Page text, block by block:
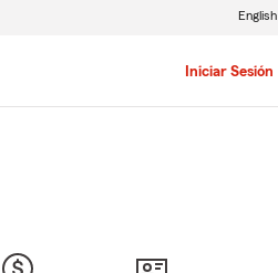
Iniciar Sesión
English